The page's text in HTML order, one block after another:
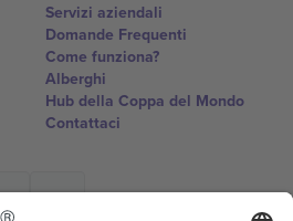
Servizi aziendali
Domande Frequenti
Come funziona?
Alberghi
Hub della Coppa del Mondo
Contattaci